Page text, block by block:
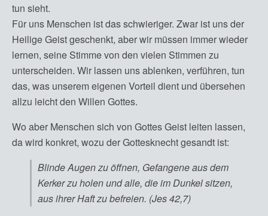
tun sieht.
Für uns Menschen ist das schwieriger. Zwar ist uns der
Heilige Geist geschenkt, aber wir müssen immer wieder
lernen, seine Stimme von den vielen Stimmen zu
unterscheiden. Wir lassen uns ablenken, verführen, tun
das, was unserem eigenen Vorteil dient und übersehen
allzu leicht den Willen Gottes.
Wo aber Menschen sich von Gottes Geist leiten lassen,
da wird konkret, wozu der Gottesknecht gesandt ist:
Blinde Augen zu öffnen, Gefangene aus dem
Kerker zu holen und alle, die im Dunkel sitzen,
aus ihrer Haft zu befreien. (Jes 42,7)